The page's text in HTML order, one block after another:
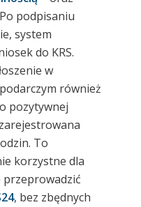
podpisaniu
system
do KRS.
w
również
pozytywnej
To
korzystne dla
przeprowadzić
, bez zbędnych